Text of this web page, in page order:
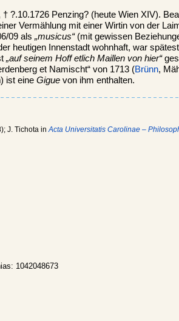
† ?.10.1726 Penzing? (heute Wien XIV).
Vermählung mit einer Wirtin von der
09 als „musicus“(mit gewissen
heutigen Innenstadt wohnhaft, war
„auf seinem Hoff etlich Maillen von hier“
et Namischt“ von 1713 (Brünn,
ist eine Gigue von ihm enthalten.
J. Tichota inActa Universitatis Carolinae –
1042048673